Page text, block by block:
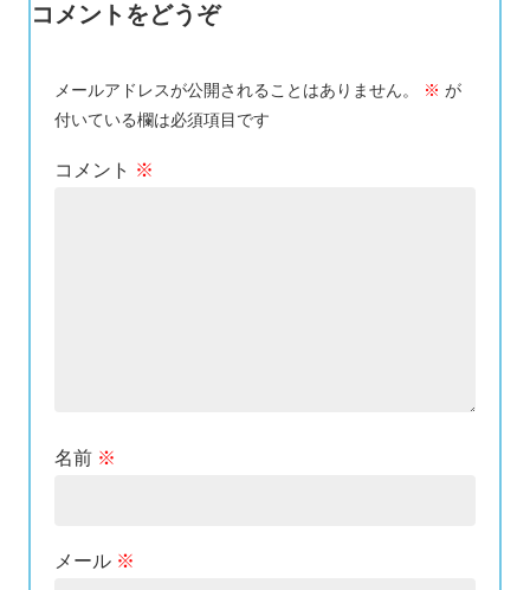
コメントをどうぞ
メールアドレスが公開されることはありません。 ※ が
付いている欄は必須項目です
コメント ※
名前 ※
メール ※